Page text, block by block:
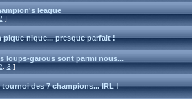
league
]
nique... presque parfait !
loups-garous sont parmi nous...
,3]
des 7 champions... IRL !